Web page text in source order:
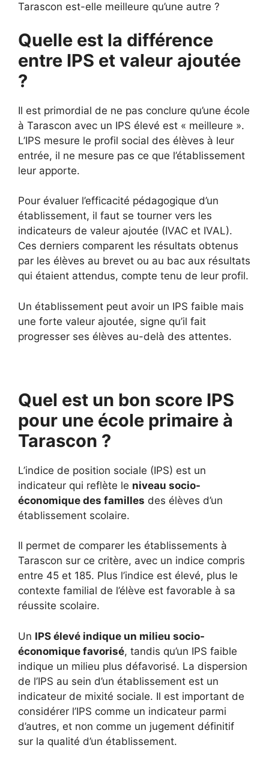
Tarascon est-elle meilleure qu’une autre ?
Quelle est la différence
entre IPS et valeur ajoutée
?
Il est primordial de ne pas conclure qu’une école
à Tarascon avec un IPS élevé est « meilleure ».
L’IPS mesure le profil social des élèves à leur
entrée, il ne mesure pas ce que l’établissement
leur apporte.
Pour évaluer l’efficacité pédagogique d’un
établissement, il faut se tourner vers les
indicateurs de valeur ajoutée (IVAC et IVAL).
Ces derniers comparent les résultats obtenus
par les élèves au brevet ou au bac aux résultats
qui étaient attendus, compte tenu de leur profil.
Un établissement peut avoir un IPS faible mais
une forte valeur ajoutée, signe qu’il fait
progresser ses élèves au-delà des attentes.
Quel est un bon score IPS
pour une école primaire à
Tarascon ?
L’indice de position sociale (IPS) est un
indicateur qui reflète le niveau socio-
économique des familles des élèves d’un
établissement scolaire.
Il permet de comparer les établissements à
Tarascon sur ce critère, avec un indice compris
entre 45 et 185. Plus l’indice est élevé, plus le
contexte familial de l’élève est favorable à sa
réussite scolaire.
Un IPS élevé indique un milieu socio-
économique favorisé, tandis qu’un IPS faible
indique un milieu plus défavorisé. La dispersion
de l’IPS au sein d’un établissement est un
indicateur de mixité sociale. Il est important de
considérer l’IPS comme un indicateur parmi
d’autres, et non comme un jugement définitif
sur la qualité d’un établissement.